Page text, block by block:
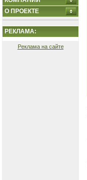
О ПРОЕКТЕ
РЕКЛАМА:
Реклама на сайте